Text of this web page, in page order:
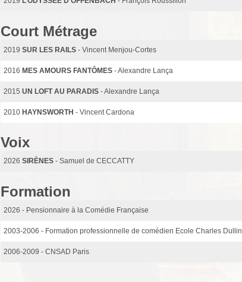
Court Métrage
2019 SUR LES RAILS - Vincent Menjou-Cortes
2016 MES AMOURS FANTÔMES - Alexandre Lança
2015 UN LOFT AU PARADIS - Alexandre Lança
2010 HAYNSWORTH - Vincent Cardona
Voix
2026 SIRÈNES - Samuel de CECCATTY
Formation
2026 - Pensionnaire à la Comédie Française
2003-2006 - Formation professionnelle de comédien Ecole Charles Dullin
2006-2009 - CNSAD Paris